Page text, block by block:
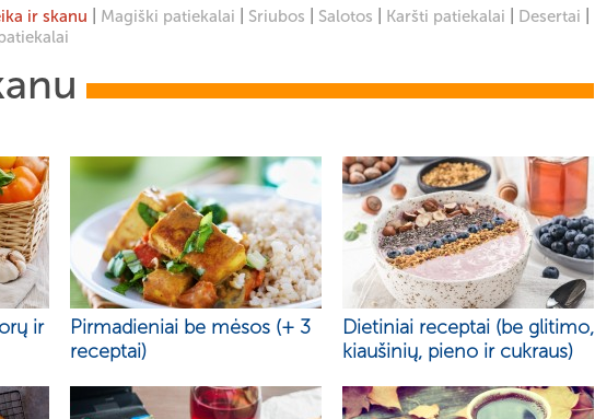
ir skanu Magiški patiekalai Sriubos Salotos Karšti patiekalai Desertai
ir
Pirmadieniai be mėsos (+ 3
receptai)
Dietiniai receptai (be glitimo,
kiaušinių, pieno ir cukraus)